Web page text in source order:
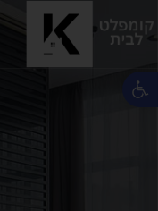
פתח סרגל נגישות